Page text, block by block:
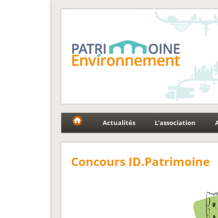
Fédération
Actualités L’association
Concours ID.Patrimoine